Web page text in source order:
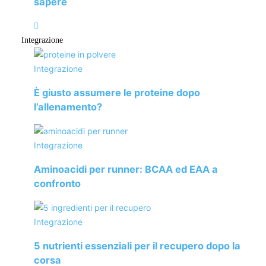
Integrazione
Integrazione
È giusto assumere le proteine dopo
l’allenamento?
Integrazione
Aminoacidi per runner: BCAA ed EAA a
confronto
Integrazione
5 nutrienti essenziali per il recupero dopo la
corsa
tragitto.
La 100 km del Passatore
gli appassionati di ultramaratona, offrendo una sfida unica
e l’opportunità di esplorare le bellezze naturali
dell’Appennino.
I record della 100 km del Passatore
Ad oggi i record della
seguenti:
Passatoreè detenuto daGiorgio Calcaterra , un famoso
ultramaratoneta italiano. Nel 2011, Calcaterra ha stabilito